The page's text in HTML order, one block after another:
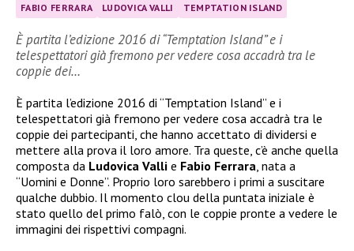
FABIO FERRARA LUDOVICA VALLI TEMPTATION ISLAND
È partita l’edizione 2016 di “Temptation Island” e i
telespettatori già fremono per vedere cosa accadrà tra le
coppie dei…
È partita l’edizione 2016 di “Temptation Island” e i
telespettatori già fremono per vedere cosa accadrà tra le
coppie dei partecipanti, che hanno accettato di dividersi e
mettere alla prova il loro amore. Tra queste, c’è anche quella
composta da Ludovica Valli e Fabio Ferrara , nata a
“Uomini e Donne”. Proprio loro sarebbero i primi a suscitare
qualche dubbio. Il momento clou della puntata iniziale è
stato quello del primo falò, con le coppie pronte a vedere le
immagini dei rispettivi compagni.